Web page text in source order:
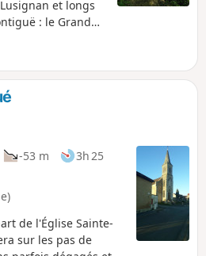
et longs
: le Grand
notre système
sur cet itinéraire
vous rendrez
très loin
en famille.
-53 m
3h 25
de l'Église Sainte-
sur les pas de